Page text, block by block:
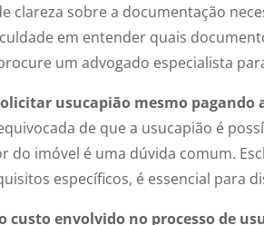
clareza sobre a documentação
em entender quais
um advogado especialista
usucapião mesmo
de que a usucapião é
do imóvel é uma dúvida comum.
específicos, é essencial para
custo envolvido no processo de